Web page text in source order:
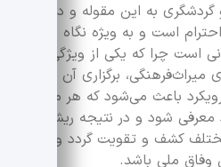
به این مقوله و دغدغه
است و به ویژه نگاه ملی به
است چرا که یکی از ویژگی‌های
برگزاری آن به
باعث می‌شود که هر منطقه
شود و در نتیجه ریشه‌های
کشف و تقویت گردد و علاوه
وفاق ملی باشد.